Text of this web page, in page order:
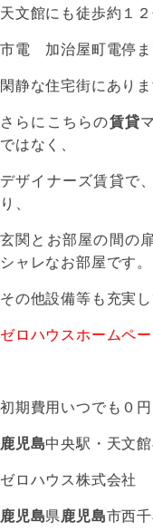
天文館にも徒歩約１２
市電 加治屋町電停ま
閑静な住宅街にありま
さらにこちらの賃貸
ではなく、
デザイナーズ賃貸で
り、
玄関とお部屋の間の
シャレなお部屋です。
その他設備等も充実
ゼロハウスホームペ
初期費用いつでも０円
鹿児島中央駅・天文
ゼロハウス株式会社
鹿児島県 鹿児島市西